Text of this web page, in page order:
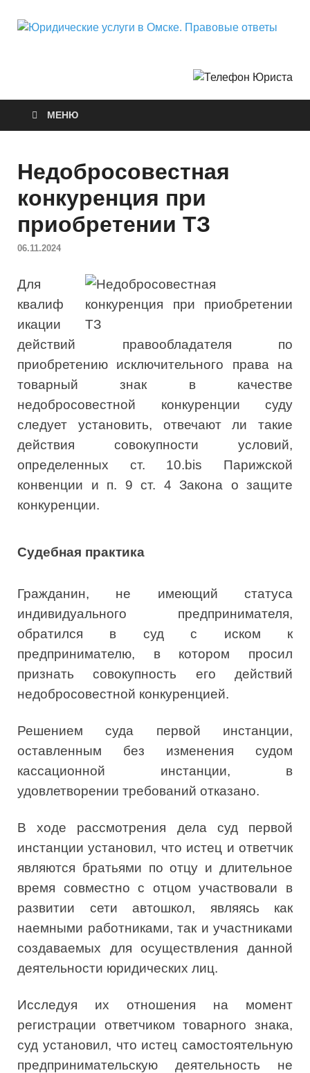
МЕНЮ
Недобросовестная
конкуренция при
приобретении ТЗ
06.11.2024
Для
квалиф
икации
действий правообладателя по
приобретению исключительного права на
товарный знак в качестве
недобросовестной конкуренции суду
следует установить, отвечают ли такие
действия совокупности условий,
определенных ст. 10.bis Парижской
конвенции и п. 9 ст. 4 Закона о защите
конкуренции.
Судебная практика
Гражданин, не имеющий статуса
индивидуального предпринимателя,
обратился в суд с иском к
предпринимателю, в котором просил
признать совокупность его действий
недобросовестной конкуренцией.
Решением суда первой инстанции,
оставленным без изменения судом
кассационной инстанции, в
удовлетворении требований отказано.
В ходе рассмотрения дела суд первой
инстанции установил, что истец и ответчик
являются братьями по отцу и длительное
время совместно с отцом участвовали в
развитии сети автошкол, являясь как
наемными работниками, так и участниками
создаваемых для осуществления данной
деятельности юридических лиц.
Исследуя их отношения на момент
регистрации ответчиком товарного знака,
суд установил, что истец самостоятельную
предпринимательскую деятельность не